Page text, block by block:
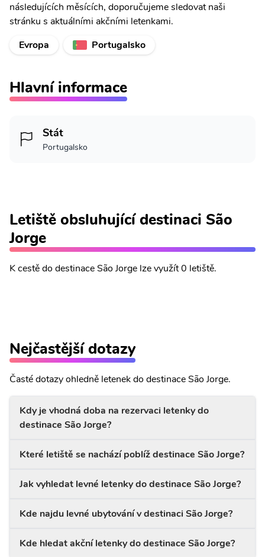
následujících měsících, doporučujeme sledovat naši
stránku s aktuálními akčními letenkami.
Evropa
Portugalsko
Hlavní informace
Stát
Portugalsko
Letiště obsluhující destinaci São
Jorge
K cestě do destinace São Jorge lze využít 0 letiště.
Nejčastější dotazy
Časté dotazy ohledně letenek do destinace São Jorge.
Kdy je vhodná doba na rezervaci letenky do
destinace São Jorge?
Které letiště se nachází poblíž destinace São Jorge?
Jak vyhledat levné letenky do destinace São Jorge?
Kde najdu levné ubytování v destinaci São Jorge?
Kde hledat akční letenky do destinace São Jorge?